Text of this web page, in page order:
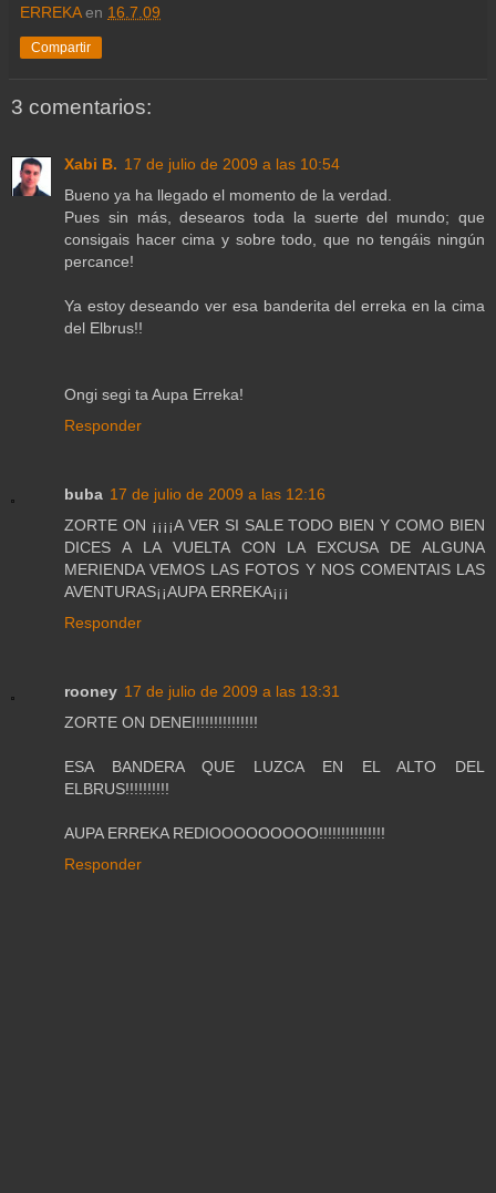
ERREKA en 16.7.09
Compartir
3 comentarios:
Xabi B. 17 de julio de 2009 a las 10:54
Bueno ya ha llegado el momento de la verdad.
Pues sin más, desearos toda la suerte del mundo; que
consigais hacer cima y sobre todo, que no tengáis ningún
percance!
Ya estoy deseando ver esa banderita del erreka en la cima
del Elbrus!!
Ongi segi ta Aupa Erreka!
Responder
buba 17 de julio de 2009 a las 12:16
ZORTE ON ¡¡¡¡A VER SI SALE TODO BIEN Y COMO BIEN
DICES A LA VUELTA CON LA EXCUSA DE ALGUNA
MERIENDA VEMOS LAS FOTOS Y NOS COMENTAIS LAS
AVENTURAS¡¡AUPA ERREKA¡¡¡
Responder
rooney 17 de julio de 2009 a las 13:31
ZORTE ON DENEI!!!!!!!!!!!!!!
ESA BANDERA QUE LUZCA EN EL ALTO DEL
ELBRUS!!!!!!!!!!
AUPA ERREKA REDIOOOOOOOOO!!!!!!!!!!!!!!!
Responder